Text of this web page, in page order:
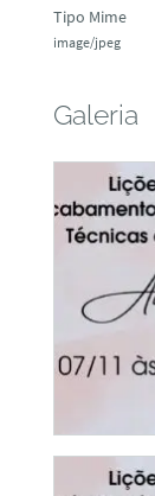
Tipo Mime
image/jpeg
Galeria